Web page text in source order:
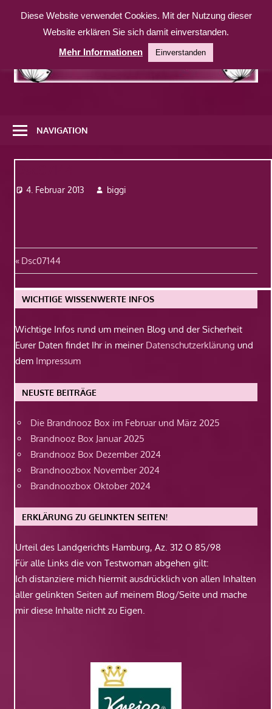
Inhalt
weitere
Website
NAVIGATION
4. Februar 2013 biggi
Beitragsnavigation
Vorheriger
Beitrag:
Dsc07144
WICHTIGE WISSENWERTE INFOS
Wichtige Infos rund um meinen Blog und der Sicherheit
Eurer Daten findet Ihr in meiner Datenschutzerklärung und
dem Impressum
NEUSTE BEITRÄGE
Die Brandnooz Box im Februar und März 2025
Brandnooz Box Januar 2025
Brandnooz Box Dezember 2024
Brandnoozbox November 2024
Brandnoozbox Oktober 2024
ERKLÄRUNG ZU GELINKTEN SEITEN!
Urteil des Landgerichts Hamburg, Az. 312 O 85/98
Für alle Links die von Testwoman abgehen gilt:
Ich distanziere mich hiermit ausdrücklich von allen Inhalten
aller gelinkten Seiten auf meinem Blog/Seite und mache
mir diese Inhalte nicht zu Eigen.
Diese Website verwendet Cookies. Mit der Nutzung dieser
Website erklären Sie sich damit einverstanden.
Mehr Informationen
Einverstanden